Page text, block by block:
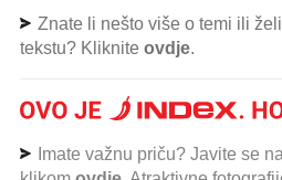
Znate li nešto više o temi ili
tekstu? Kliknite ovdje.
Imate važnu priču? Javite se na